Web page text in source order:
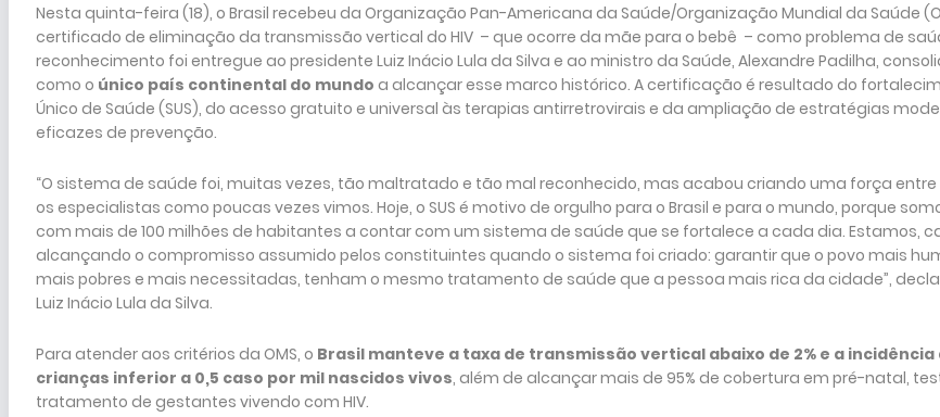
Nesta quinta-feira (18), o Brasil recebeu da Organização Pan-Americana da Saúde/Organização Mundial da Saúde
certificado de eliminação da transmissão vertical do HIV – que ocorre da mãe para o bebê – como problema de
reconhecimento foi entregue ao presidente Luiz Inácio Lula da Silva e ao ministro da Saúde, Alexandre Padilha,
como o único país continental do mundo a alcançar esse marco histórico. A certificação é resultado do
Único de Saúde (SUS), do acesso gratuito e universal às terapias antirretrovirais e da ampliação de estratégias
eficazes de prevenção.
“O sistema de saúde foi, muitas vezes, tão maltratado e tão mal reconhecido, mas acabou criando uma força
os especialistas como poucas vezes vimos. Hoje, o SUS é motivo de orgulho para o Brasil e para o mundo, porque
com mais de 100 milhões de habitantes a contar com um sistema de saúde que se fortalece a cada dia. Estamos,
alcançando o compromisso assumido pelos constituintes quando o sistema foi criado: garantir que o povo mais
mais pobres e mais necessitadas, tenham o mesmo tratamento de saúde que a pessoa mais rica da cidade”,
Luiz Inácio Lula da Silva.
Para atender aos critérios da OMS, o Brasil manteve a taxa de transmissão vertical abaixo de 2% e a incidência
crianças inferior a 0,5 caso por mil nascidos vivos, além de alcançar mais de 95% de cobertura em pré-natal,
tratamento de gestantes vivendo com HIV.